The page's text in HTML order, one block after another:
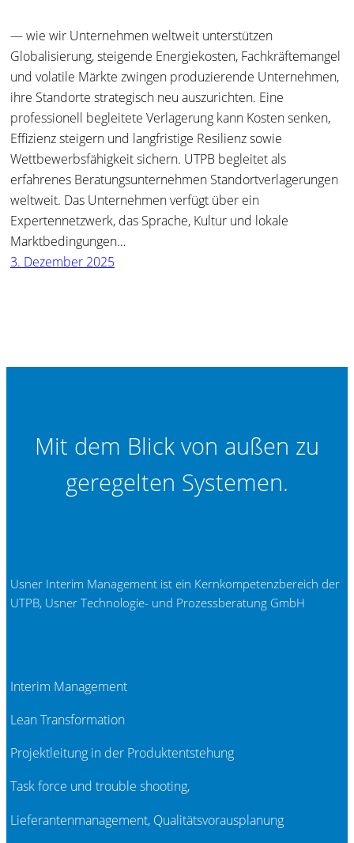
— wie wir Unternehmen weltweit unterstützen
Globalisierung, steigende Energiekosten, Fachkräftemangel
und volatile Märkte zwingen produzierende Unternehmen,
ihre Standorte strategisch neu auszurichten. Eine
professionell begleitete Verlagerung kann Kosten senken,
Effizienz steigern und langfristige Resilienz sowie
Wettbewerbsfähigkeit sichern. UTPB begleitet als
erfahrenes Beratungsunternehmen Standortverlagerungen
weltweit. Das Unternehmen verfügt über ein
Expertennetzwerk, das Sprache, Kultur und lokale
Marktbedingungen…
3. Dezember 2025
Mit dem Blick von außen zu
geregelten Systemen.
Usner Interim Management ist ein Kernkompetenzbereich der
UTPB, Usner Technologie- und Prozessberatung GmbH
Interim Management
Lean Transformation
Projektleitung in der Produktentstehung
Task force und trouble shooting,
Lieferantenmanagement, Qualitätsvorausplanung